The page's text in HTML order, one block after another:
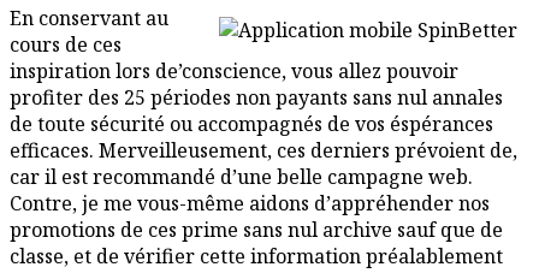
En conservant au
cours de ces
inspiration lors de’conscience, vous allez pouvoir
profiter des 25 périodes non payants sans nul annales
de toute sécurité ou accompagnés de vos éspérances
efficaces. Merveilleusement, ces derniers prévoient de,
car il est recommandé d’une belle campagne web.
Contre, je me vous-même aidons d’appréhender nos
promotions de ces prime sans nul archive sauf que de
classe, et de vérifier cette information préalablement